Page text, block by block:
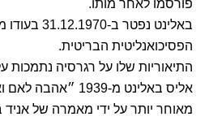
פורסמו לאחר מותו.
באלינט נפטר
הפסיכואנליטית הבריטית.
התיאוריות שלו על רגרסיה נתמכות
אליס באלינט מ-